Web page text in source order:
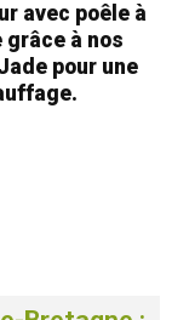
avec poêle à
à nos
pour une